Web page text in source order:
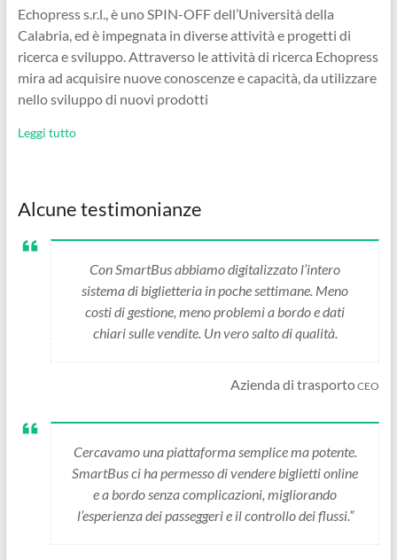
Echopress s.r.l., è uno SPIN-OFF dell’Università della
Calabria, ed è impegnata in diverse attività e progetti di
ricerca e sviluppo. Attraverso le attività di ricerca Echopress
mira ad acquisire nuove conoscenze e capacità, da utilizzare
nello sviluppo di nuovi prodotti
Leggi tutto
Alcune testimonianze
Con SmartBus abbiamo digitalizzato l’intero
sistema di biglietteria in poche settimane. Meno
costi di gestione, meno problemi a bordo e dati
chiari sulle vendite. Un vero salto di qualità.
Azienda di trasportoCEO
Cercavamo una piattaforma semplice ma potente.
SmartBus ci ha permesso di vendere biglietti online
e a bordo senza complicazioni, migliorando
l’esperienza dei passeggeri e il controllo dei flussi.”